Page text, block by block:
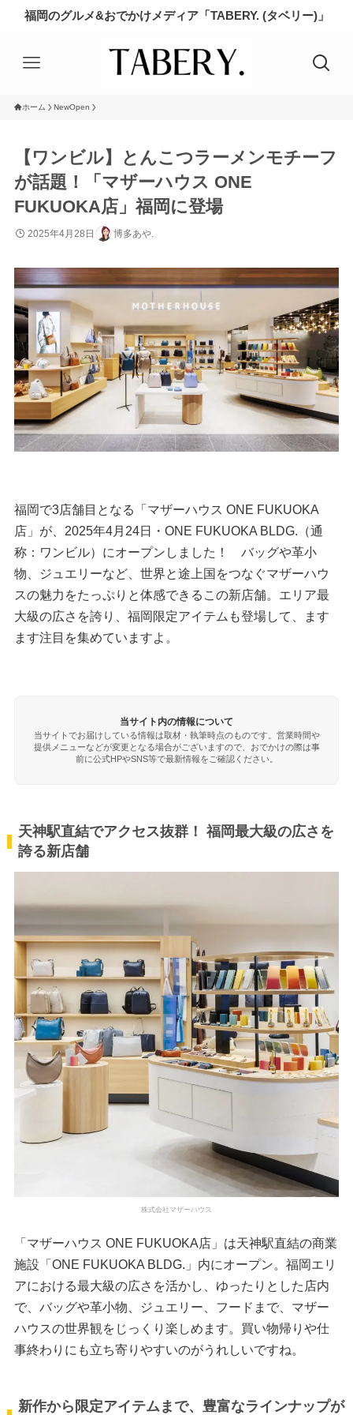
福岡のグルメ&おでかけメディア「TABERY. (タベリー)」
ホーム NewOpen
【ワンビル】とんこつラーメンモチーフ
が話題！「マザーハウス ONE
FUKUOKA店」福岡に登場
2025年4月28日 博多あや.
福岡で3店舗目となる「マザーハウス ONE FUKUOKA
店」が、2025年4月24日・ONE FUKUOKA BLDG.（通
称：ワンビル）にオープンしました！ バッグや革小
物、ジュエリーなど、世界と途上国をつなぐマザーハウ
スの魅力をたっぷりと体感できるこの新店舗。エリア最
大級の広さを誇り、福岡限定アイテムも登場して、ます
ます注目を集めていますよ。
当サイト内の情報について
当サイトでお届けしている情報は取材・執筆時点のものです。営業時間や
提供メニューなどが変更となる場合がございますので、おでかけの際は事
前に公式HPやSNS等で最新情報をご確認ください。
天神駅直結でアクセス抜群！ 福岡最大級の広さを
誇る新店舗
株式会社マザーハウス
「マザーハウス ONE FUKUOKA店」は天神駅直結の商業
施設「ONE FUKUOKA BLDG.」内にオープン。福岡エリ
アにおける最大級の広さを活かし、ゆったりとした店内
で、バッグや革小物、ジュエリー、フードまで、マザー
ハウスの世界観をじっくり楽しめます。買い物帰りや仕
事終わりにも立ち寄りやすいのがうれしいですね。
新作から限定アイテムまで、豊富なラインナップが